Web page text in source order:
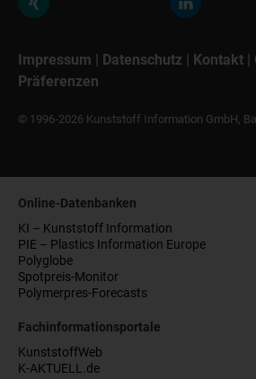
Impressum | Datenschutz | Kontakt |
Präferenzen
© 1996-2026 Kunststoff Information GmbH,
Online-Datenbanken
KI – Kunststoff Information
PIE – Plastics Information Europe
Polyglobe
Spotpreis-Monitor
Polymerpres-Forecasts
Fachinformationsportale
KunststoffWeb
K-AKTUELL.de